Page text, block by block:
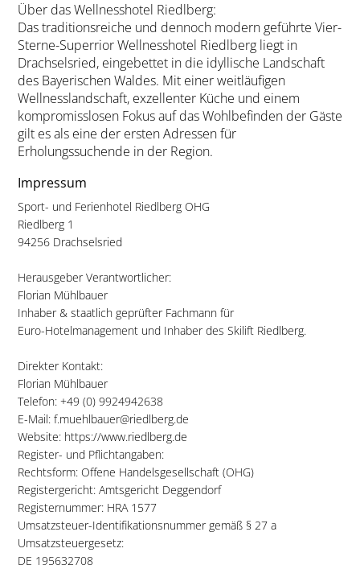
Über das Wellnesshotel Riedlberg:
Das traditionsreiche und dennoch modern geführte Vier-
Sterne-Superrior Wellnesshotel Riedlberg liegt in
Drachselsried, eingebettet in die idyllische Landschaft
des Bayerischen Waldes. Mit einer weitläufigen
Wellnesslandschaft, exzellenter Küche und einem
kompromisslosen Fokus auf das Wohlbefinden der Gäste
gilt es als eine der ersten Adressen für
Erholungssuchende in der Region.
Impressum
Sport- und Ferienhotel Riedlberg OHG
Riedlberg 1
94256 Drachselsried
Herausgeber Verantwortlicher:
Florian Mühlbauer
Inhaber & staatlich geprüfter Fachmann für
Euro-Hotelmanagement und Inhaber des Skilift Riedlberg.
Direkter Kontakt:
Florian Mühlbauer
Telefon: +49 (0) 9924942638
E-Mail: f.muehlbauer@riedlberg.de
Website: https://www.riedlberg.de
Register- und Pflichtangaben:
Rechtsform: Offene Handelsgesellschaft (OHG)
Registergericht: Amtsgericht Deggendorf
Registernummer: HRA 1577
Umsatzsteuer-Identifikationsnummer gemäß § 27 a
Umsatzsteuergesetz:
DE 195632708